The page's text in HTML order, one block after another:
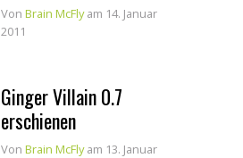
Von Brain McFly am 14. Januar
2011
Ginger Villain 0.7
erschienen
Von Brain McFly am 13. Januar